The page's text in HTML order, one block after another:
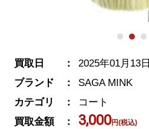
買取日
2025年01月13日
ブランド
SAGA MINK
カテゴリ
コート
買取金額
3,000円(税込)